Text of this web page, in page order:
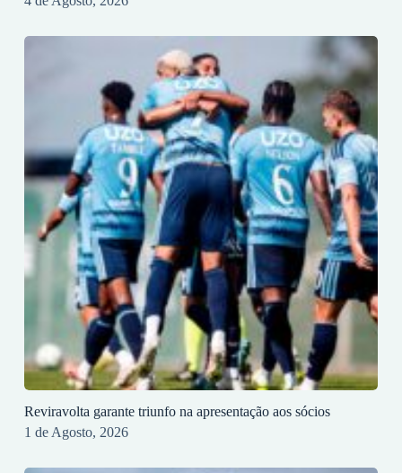
Reviravolta garante triunfo na apresentação aos sócios
1 de Agosto, 2026